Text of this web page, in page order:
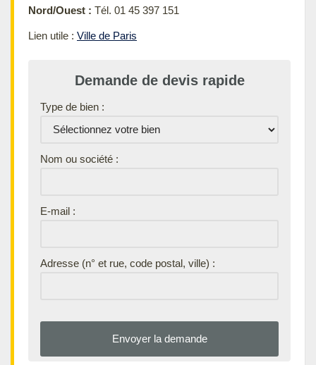
Nord/Ouest : Tél. 01 45 397 151
Lien utile : Ville de Paris
Demande de devis rapide
Type de bien :
Nom ou société :
E-mail :
Adresse (n° et rue, code postal, ville) :